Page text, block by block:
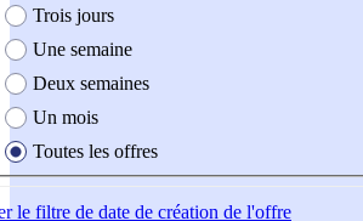
Trois jours
Une semaine
Deux semaines
Un mois
Toutes les offres
le filtre de date de création de l'offre